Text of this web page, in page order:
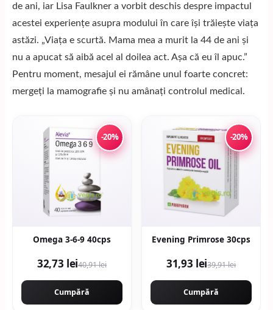
de ani, iar Lisa Faulkner a vorbit deschis despre impactul
acestei experiențe asupra modului în care își trăiește viața
astăzi. „Viața e scurtă. Mama mea a murit la 44 de ani și
nu a apucat să aibă acel al doilea act. Așa că eu îl apuc.”
Pentru moment, mesajul ei rămâne unul foarte concret:
mergeți la mamografie și nu amânați controlul medical.
-20%
Omega 3-6-9 40cps
32,73 lei40,91 lei
Cumpără
-20%
Evening Primrose 30cps
31,93 lei39,91 lei
Cumpără